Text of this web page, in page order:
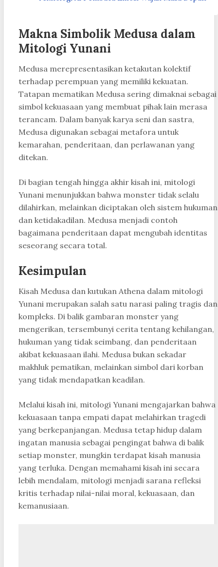
Makna Simbolik Medusa dalam
Mitologi Yunani
Medusa merepresentasikan ketakutan kolektif
terhadap perempuan yang memiliki kekuatan.
Tatapan mematikan Medusa sering dimaknai sebagai
simbol kekuasaan yang membuat pihak lain merasa
terancam. Dalam banyak karya seni dan sastra,
Medusa digunakan sebagai metafora untuk
kemarahan, penderitaan, dan perlawanan yang
ditekan.
Di bagian tengah hingga akhir kisah ini, mitologi
Yunani menunjukkan bahwa monster tidak selalu
dilahirkan, melainkan diciptakan oleh sistem hukuman
dan ketidakadilan. Medusa menjadi contoh
bagaimana penderitaan dapat mengubah identitas
seseorang secara total.
Kesimpulan
Kisah Medusa dan kutukan Athena dalam mitologi
Yunani merupakan salah satu narasi paling tragis dan
kompleks. Di balik gambaran monster yang
mengerikan, tersembunyi cerita tentang kehilangan,
hukuman yang tidak seimbang, dan penderitaan
akibat kekuasaan ilahi. Medusa bukan sekadar
makhluk pematikan, melainkan simbol dari korban
yang tidak mendapatkan keadilan.
Melalui kisah ini, mitologi Yunani mengajarkan bahwa
kekuasaan tanpa empati dapat melahirkan tragedi
yang berkepanjangan. Medusa tetap hidup dalam
ingatan manusia sebagai pengingat bahwa di balik
setiap monster, mungkin terdapat kisah manusia
yang terluka. Dengan memahami kisah ini secara
lebih mendalam, mitologi menjadi sarana refleksi
kritis terhadap nilai-nilai moral, kekuasaan, dan
kemanusiaan.